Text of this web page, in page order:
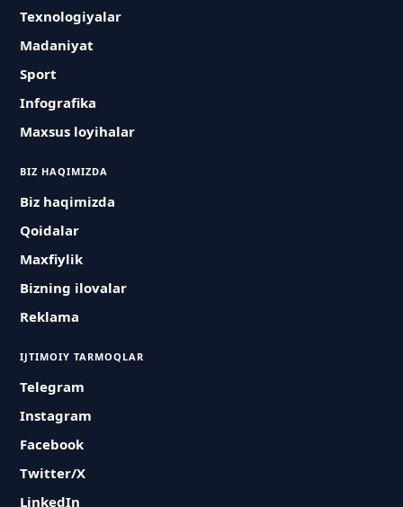
Texnologiyalar
Madaniyat
Sport
Infografika
Maxsus loyihalar
BIZ HAQIMIZDA
Biz haqimizda
Qoidalar
Maxfiylik
Bizning ilovalar
Reklama
IJTIMOIY TARMOQLAR
Telegram
Instagram
Facebook
Twitter/X
LinkedIn